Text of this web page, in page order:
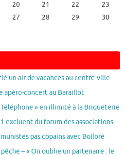
20 21 22
23
27 28 29
30
un air de vacances au centre-ville
apéro-concert au Baraillot
» en illimité à la Briqueterie
excluent du forum des associations
pas copains avec Bolloré
– « On oublie un partenaire : le